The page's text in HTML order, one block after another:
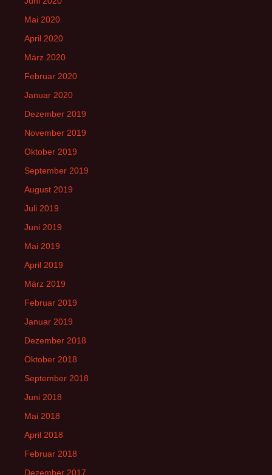
Mai 2020
April 2020
März 2020
Februar 2020
Januar 2020
Dezember 2019
November 2019
Oktober 2019
September 2019
August 2019
Juli 2019
Juni 2019
Mai 2019
April 2019
März 2019
Februar 2019
Januar 2019
Dezember 2018
Oktober 2018
September 2018
Juni 2018
Mai 2018
April 2018
Februar 2018
Dezember 2017